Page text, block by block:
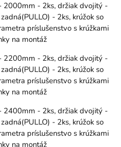
2000mm - 2ks, držiak dvojitý -
- 2ks, krúžok so
príslušenstvo s krúžkami
na montáž
2200mm - 2ks, držiak dvojitý -
- 2ks, krúžok so
príslušenstvo s krúžkami
na montáž
2400mm - 2ks, držiak dvojitý -
- 2ks, krúžok so
príslušenstvo s krúžkami
na montáž